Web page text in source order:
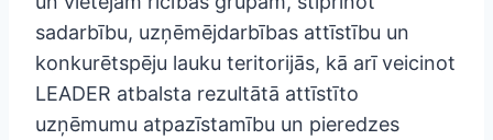
sadarbību, uzņēmējdarbības attīstību un
konkurētspēju lauku teritorijās, kā arī veicinot
LEADER atbalsta rezultātā attīstīto
uzņēmumu atpazīstamību un pieredzes